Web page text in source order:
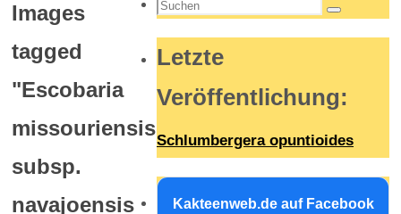
Images
tagged
"Escobaria
missouriensis
subsp.
navajoensis
Suchen
Suchen
Letzte
Veröffentlichung:
Schlumbergera opuntioides
Kakteenweb.de auf Facebook